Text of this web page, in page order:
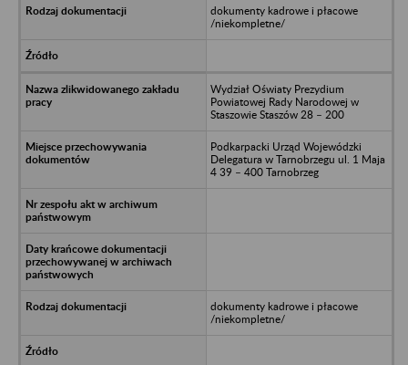
dokumenty kadrowe i płacowe
/niekompletne/
Wydział Oświaty Prezydium
Powiatowej Rady Narodowej w
Staszowie Staszów 28 – 200
Podkarpacki Urząd Wojewódzki
Delegatura w Tarnobrzegu ul. 1 Maja
4 39 – 400 Tarnobrzeg
dokumenty kadrowe i płacowe
/niekompletne/